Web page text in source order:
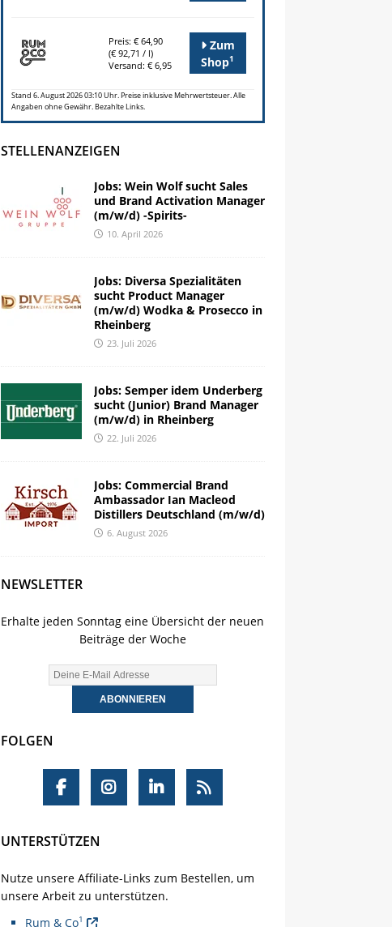
Preis: € 64,90
(€ 92,71 / l)
Versand: € 6,95
Zum
Shop1
Stand 6. August 2026 03:10 Uhr. Preise inklusive Mehrwertsteuer. Alle
Angaben ohne Gewähr. Bezahlte Links.
STELLENANZEIGEN
Jobs: Wein Wolf sucht Sales
und Brand Activation Manager
(m/w/d) -Spirits-
10. April 2026
Jobs: Diversa Spezialitäten
sucht Product Manager
(m/w/d) Wodka & Prosecco in
Rheinberg
23. Juli 2026
Jobs: Semper idem Underberg
sucht (Junior) Brand Manager
(m/w/d) in Rheinberg
22. Juli 2026
Jobs: Commercial Brand
Ambassador Ian Macleod
Distillers Deutschland (m/w/d)
6. August 2026
NEWSLETTER
Erhalte jeden Sonntag eine Übersicht der neuen
Beiträge der Woche
FOLGEN
UNTERSTÜTZEN
Nutze unsere Affiliate-Links zum Bestellen, um
unsere Arbeit zu unterstützen.
Rum & Co1